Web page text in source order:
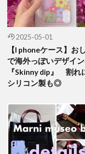
2025-05-01
【I phoneケース】お
で海外っぽいデザイ
『Skinny dip』 割れ
シリコン製も◎